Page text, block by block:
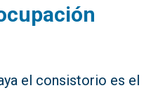
el consistorio es el